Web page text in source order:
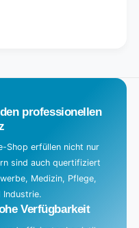
professionellen
Shop erfüllen nicht nur
sind auch quertifiziert
Medizin, Pflege,
Industrie.
Verfügbarkeit